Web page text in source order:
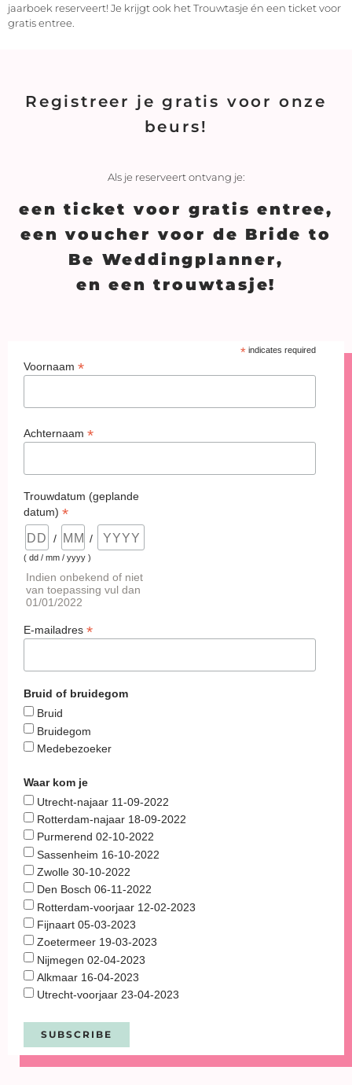
jaarboek reserveert! Je krijgt ook het Trouwtasje én een ticket voor
gratis entree.
Registreer je gratis voor onze
beurs!
Als je reserveert ontvang je:
een ticket voor gratis entree,
een voucher voor de Bride to
Be Weddingplanner,
en een trouwtasje!
* indicates required
Voornaam *
Achternaam *
Trouwdatum (geplande
datum) *
/ /
( dd / mm / yyyy )
Indien onbekend of niet
van toepassing vul dan
01/01/2022
E-mailadres *
Bruid of bruidegom
Bruid
Bruidegom
Medebezoeker
Waar kom je
Utrecht-najaar 11-09-2022
Rotterdam-najaar 18-09-2022
Purmerend 02-10-2022
Sassenheim 16-10-2022
Zwolle 30-10-2022
Den Bosch 06-11-2022
Rotterdam-voorjaar 12-02-2023
Fijnaart 05-03-2023
Zoetermeer 19-03-2023
Nijmegen 02-04-2023
Alkmaar 16-04-2023
Utrecht-voorjaar 23-04-2023